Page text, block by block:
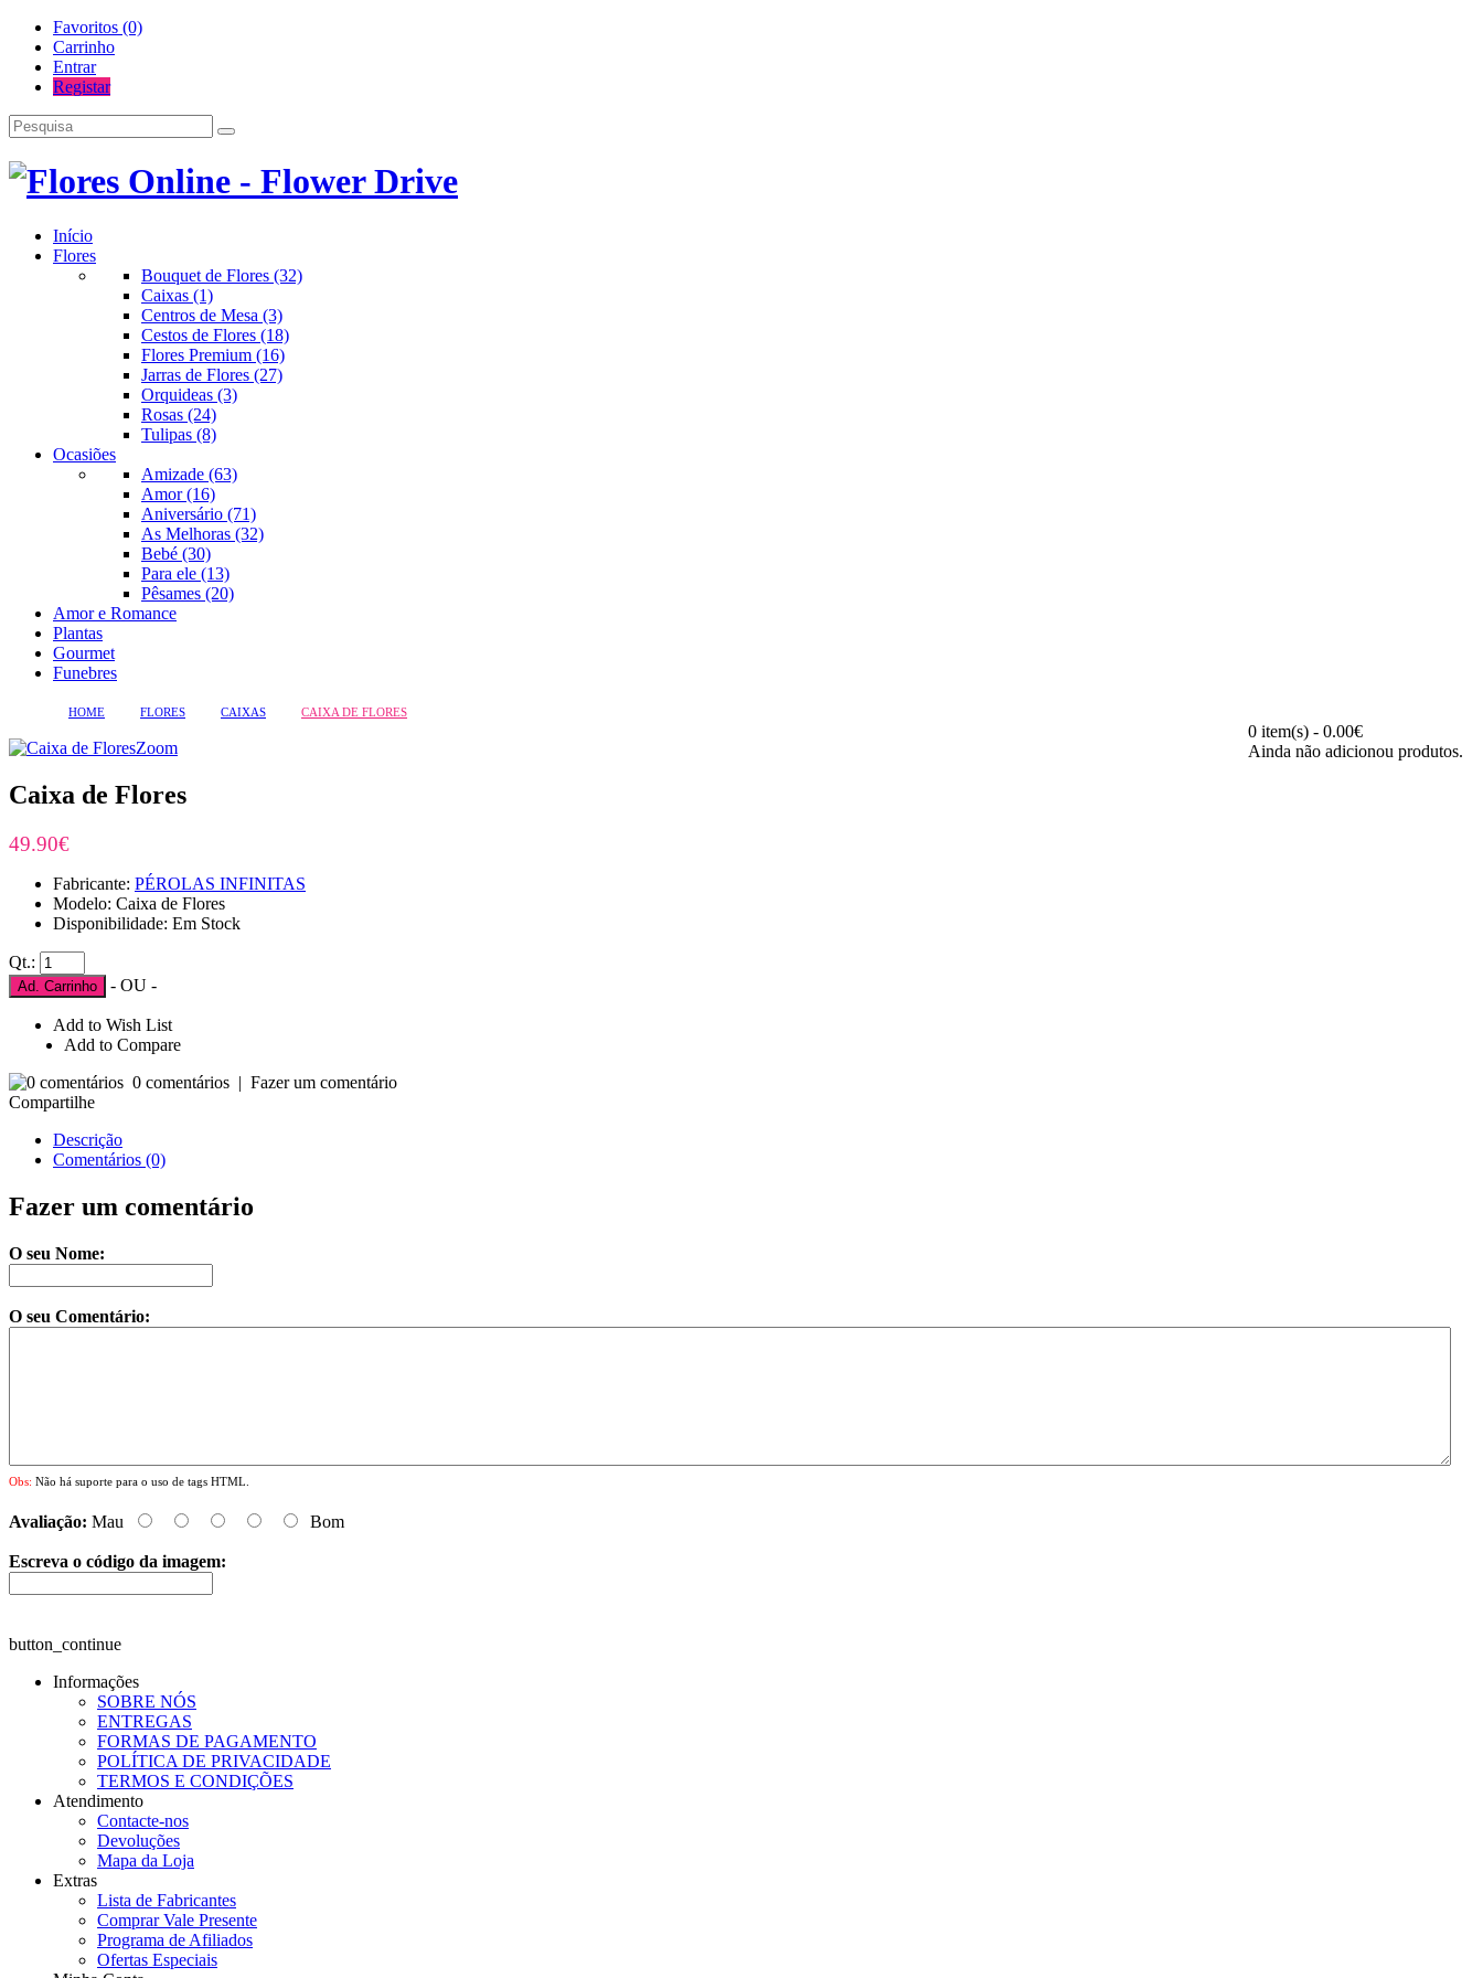
Favoritos (0)
Carrinho
Entrar
Registar
Início
Flores
Bouquet de Flores (32)
Caixas (1)
Centros de Mesa (3)
Cestos de Flores (18)
Flores Premium (16)
Jarras de Flores (27)
Orquideas (3)
Rosas (24)
Tulipas (8)
Ocasiões
Amizade (63)
Amor (16)
Aniversário (71)
As Melhoras (32)
Bebé (30)
Para ele (13)
Pêsames (20)
Amor e Romance
Plantas
Gourmet
Funebres
0 item(s) - 0.00€
Ainda não adicionou produtos.
HOME FLORES CAIXAS CAIXA DE FLORES
Zoom
Caixa de Flores
49.90€
Fabricante: PÉROLAS INFINITAS
Modelo: Caixa de Flores
Disponibilidade: Em Stock
Qt.:
Ad. Carrinho - OU -
Add to Wish List
Add to Compare
0 comentários | Fazer um comentário
Compartilhe
Descrição
Comentários (0)
Fazer um comentário
O seu Nome:
O seu Comentário:
Obs: Não há suporte para o uso de tags HTML.
Avaliação: Mau Bom
Escreva o código da imagem:
button_continue
Informações
SOBRE NÓS
ENTREGAS
FORMAS DE PAGAMENTO
POLÍTICA DE PRIVACIDADE
TERMOS E CONDIÇÕES
Atendimento
Contacte-nos
Devoluções
Mapa da Loja
Extras
Lista de Fabricantes
Comprar Vale Presente
Programa de Afiliados
Ofertas Especiais